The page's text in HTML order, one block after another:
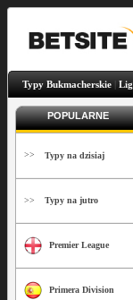
Typy Bukmacherskie
POPULARNE
>> Typy na dzisiaj
>> Typy na jutro
Premier League
Primera Division